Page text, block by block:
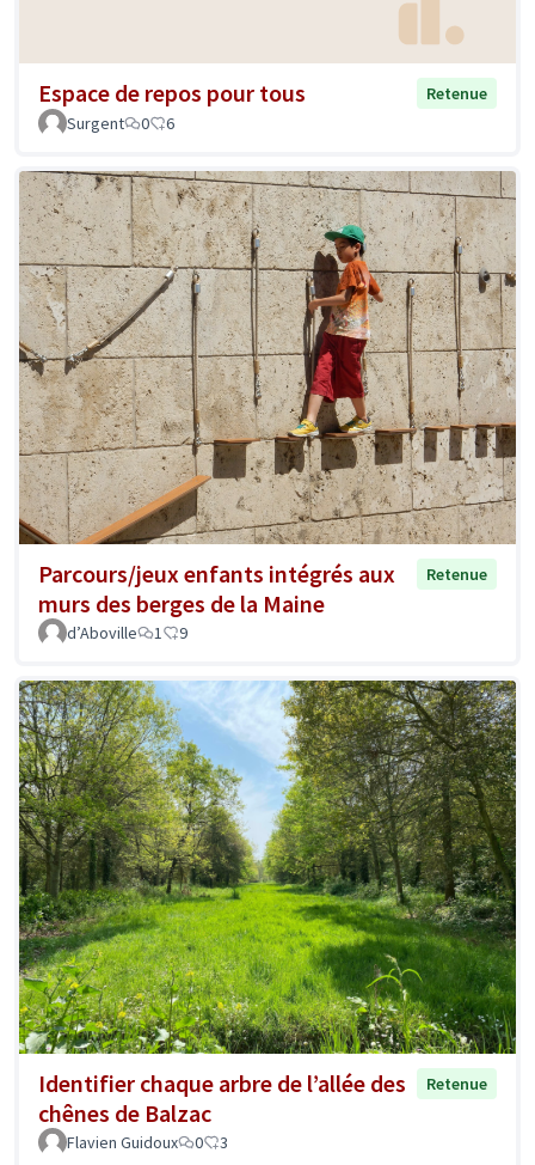
Espace de repos pour tous
Retenue
Surgent
0 6
Parcours/jeux enfants intégrés aux
murs des berges de la Maine
Retenue
d’Aboville 1 9
Identifier chaque arbre de l’allée des
chênes de Balzac
Retenue
Flavien Guidoux 0 3